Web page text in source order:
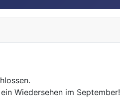
Wiedersehen im September!